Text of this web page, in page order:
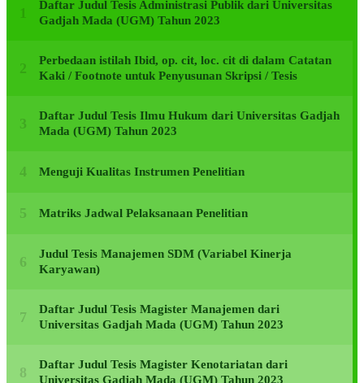
Daftar Judul Tesis Administrasi Publik dari Universitas
Gadjah Mada (UGM) Tahun 2023
Perbedaan istilah Ibid, op. cit, loc. cit di dalam Catatan
Kaki / Footnote untuk Penyusunan Skripsi / Tesis
Daftar Judul Tesis Ilmu Hukum dari Universitas Gadjah
Mada (UGM) Tahun 2023
Menguji Kualitas Instrumen Penelitian
Matriks Jadwal Pelaksanaan Penelitian
Judul Tesis Manajemen SDM (Variabel Kinerja
Karyawan)
Daftar Judul Tesis Magister Manajemen dari
Universitas Gadjah Mada (UGM) Tahun 2023
Daftar Judul Tesis Magister Kenotariatan dari
Universitas Gadjah Mada (UGM) Tahun 2023